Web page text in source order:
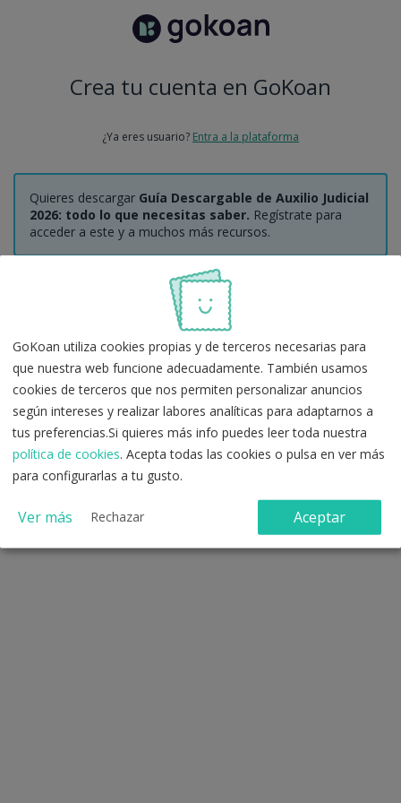
Crea tu cuenta en GoKoan
¿Ya eres usuario? Entra a la plataforma
Quieres descargar Guía Descargable de Auxilio Judicial
2026: todo lo que necesitas saber. Regístrate para
acceder a este y a muchos más recursos.
Regístrate con Google
O
Registro con correo electrónico
GoKoan utiliza cookies propias y de terceros necesarias para
que nuestra web funcione adecuadamente. También usamos
cookies de terceros que nos permiten personalizar anuncios
según intereses y realizar labores analíticas para adaptarnos a
tus preferencias.Si quieres más info puedes leer toda nuestra
política de cookies. Acepta todas las cookies o pulsa en ver más
para configurarlas a tu gusto.
Ver más Rechazar Aceptar